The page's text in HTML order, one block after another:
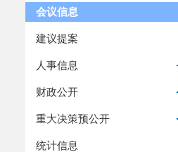
会议信息
建议提案
人事信息
财政公开
重大决策预公开
统计信息